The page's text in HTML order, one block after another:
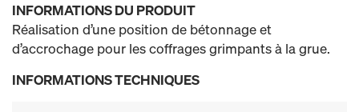
INFORMATIONS DU PRODUIT
Réalisation d’une position de bétonnage et
d’accrochage pour les coffrages grimpants à la grue.
INFORMATIONS TECHNIQUES